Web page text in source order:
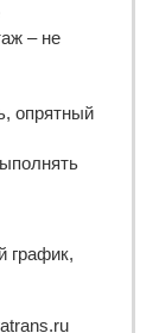
– не
опрятный
график,